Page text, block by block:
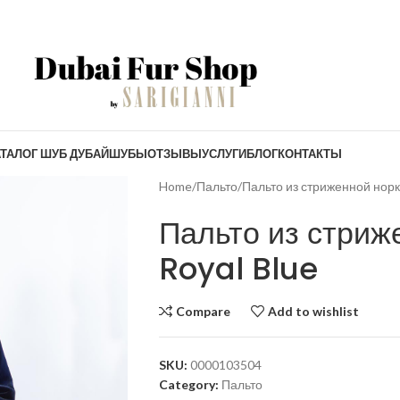
ШУБ ДУБАЙШУБЫОТЗЫВЫУСЛУГИБЛОГКОНТАКТЫ
Home Пальто Пальто из стриженной
Пальто из
Royal Blue
Compare Add to wishlist
SKU: 0000103504
Category: Пальто